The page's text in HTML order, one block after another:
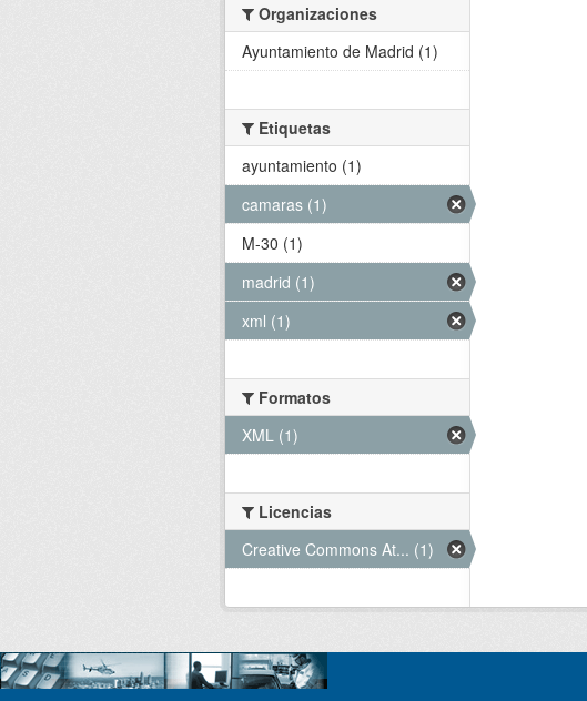
Organizaciones
Ayuntamiento de Madrid (1)
Etiquetas
ayuntamiento (1)
camaras (1)
M-30 (1)
madrid (1)
xml (1)
Formatos
XML (1)
Licencias
Creative Commons At... (1)